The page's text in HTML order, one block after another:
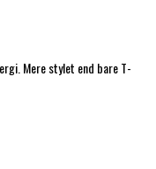
Mere stylet end bare T-